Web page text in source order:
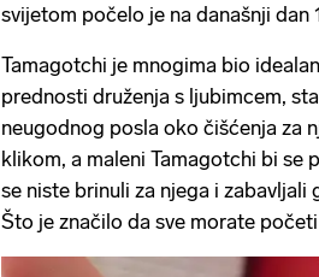
svijetom počelo je na današnji dan
Tamagotchi je mnogima bio
prednosti druženja s ljubimcem,
neugodnog posla oko čišćenja za
klikom, a maleni Tamagotchi bi se
se niste brinuli za njega i zabavljali
Što je značilo da sve morate